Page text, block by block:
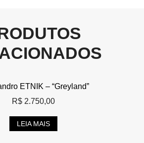
ETNIK – “Greyland”
R$2.750,00
LEIA MAIS